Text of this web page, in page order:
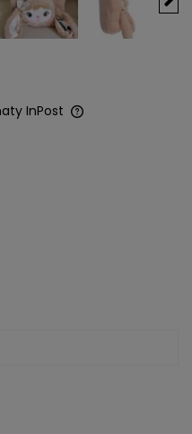
InPost
kosztów płatności